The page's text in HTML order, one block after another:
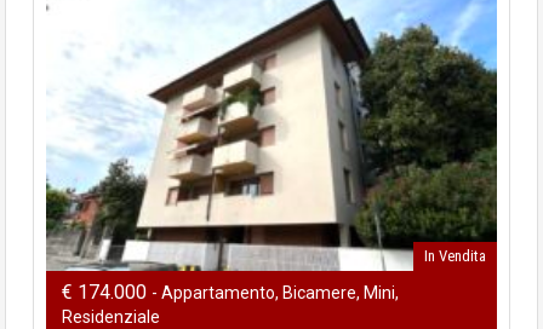
In Vendita
€ 174.000 - Appartamento, Bicamere, Mini,
Residenziale